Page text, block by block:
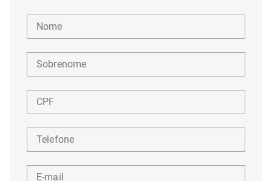
Nome
Sobrenome
CPF
Telefone
E-mail